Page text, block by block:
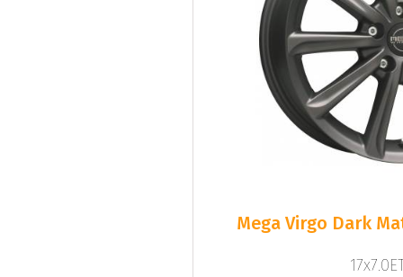
Mega Virgo Dark